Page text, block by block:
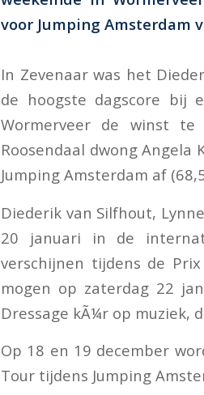
voor Jumping Amsterdam
In Zevenaar was het
de hoogste dagscore bij
Wormerveer de winst
Roosendaal dwong Angela
Jumping Amsterdam af
Diederik van Silfhout,
20 januari in de
verschijnen tijdens de
mogen op zaterdag 22
Dressage kÃ¼r op muziek,
Op 18 en 19 december
Tour tijdens Jumping